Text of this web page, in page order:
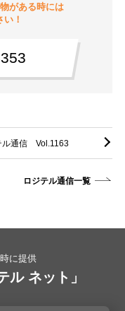
がある時には
！
ル通信 Vol.1163
ロジテル通信一覧
に提供
ル ネット」